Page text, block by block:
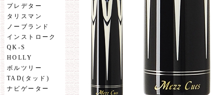
プレデター
タリスマン
ノーブランド
インストローク
QK-S
HOLLY
ボルツリー
TAD(タッド)
ナビゲーター